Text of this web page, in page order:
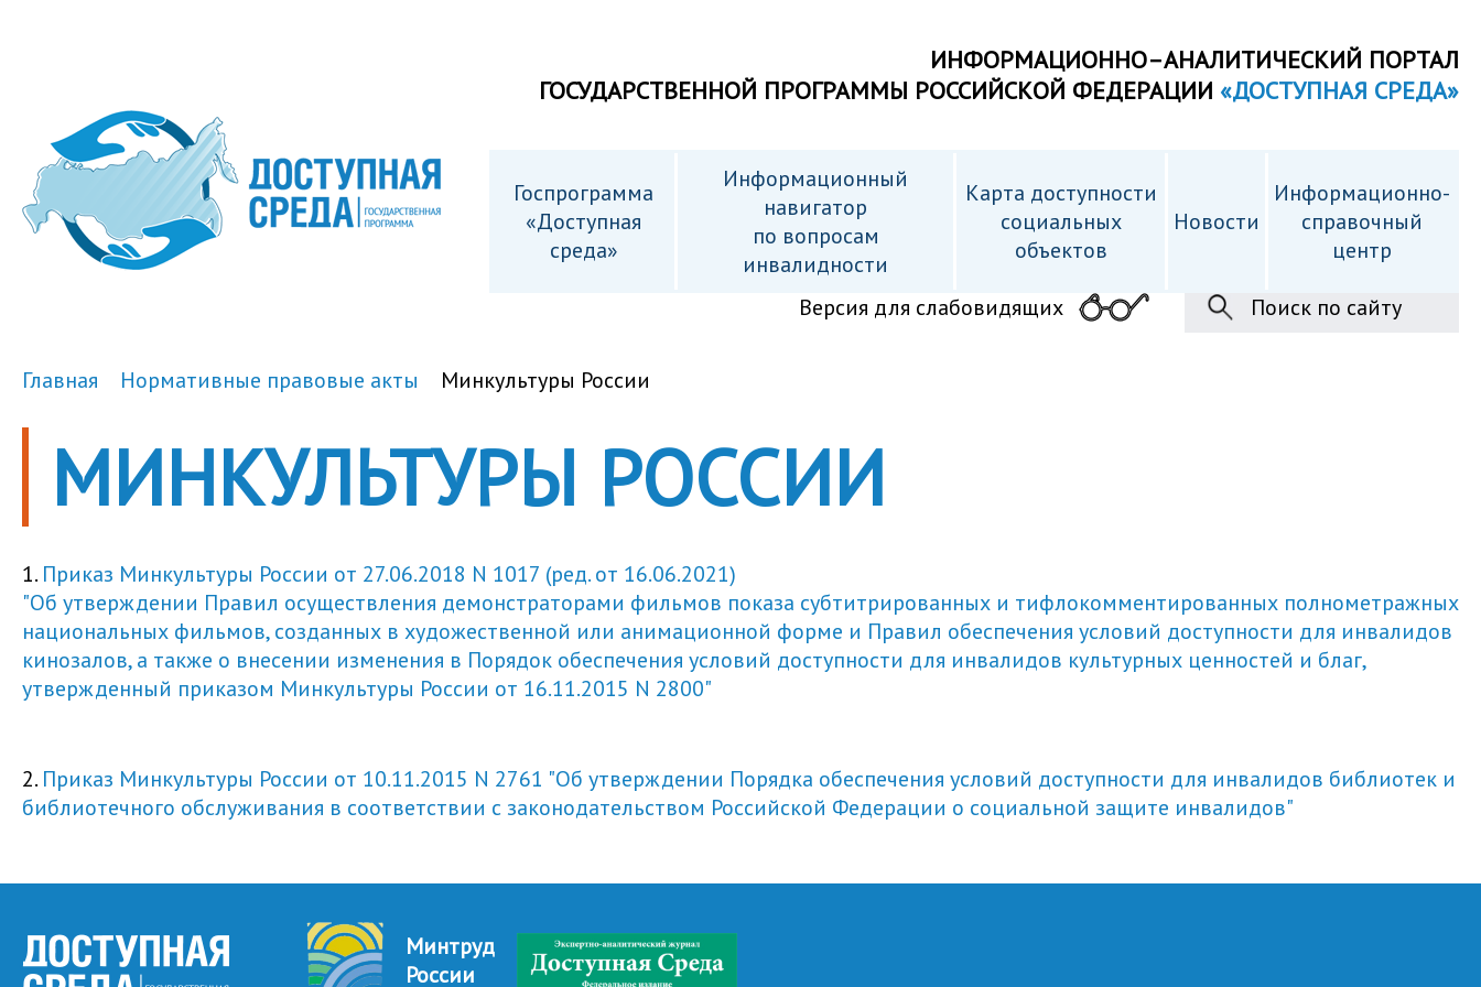
ИНФОРМАЦИОННО–АНАЛИТИЧЕСКИЙ ПОРТАЛ
ГОСУДАРСТВЕННОЙ ПРОГРАММЫ РОССИЙСКОЙ ФЕДЕРАЦИИ «ДОСТУПНАЯ СРЕДА»
Госпрограмма
«Доступная
среда»
Информационный
навигатор
по вопросам
инвалидности
Карта доступности
cоциальных
объектов
Новости
Информационно-
справочный
центр
Версия для слабовидящих
Поиск по сайту
Главная Нормативные правовые акты Минкультуры России
МИНКУЛЬТУРЫ РОССИИ
1. Приказ Минкультуры России от 27.06.2018 N 1017 (ред. от 16.06.2021)
"Об утверждении Правил осуществления демонстраторами фильмов показа субтитрированных и тифлокомментированных полнометражных
национальных фильмов, созданных в художественной или анимационной форме и Правил обеспечения условий доступности для инвалидов
кинозалов, а также о внесении изменения в Порядок обеспечения условий доступности для инвалидов культурных ценностей и благ,
утвержденный приказом Минкультуры России от 16.11.2015 N 2800"
2. Приказ Минкультуры России от 10.11.2015 N 2761 "Об утверждении Порядка обеспечения условий доступности для инвалидов библиотек и
библиотечного обслуживания в соответствии с законодательством Российской Федерации о социальной защите инвалидов"
Минтруд
России